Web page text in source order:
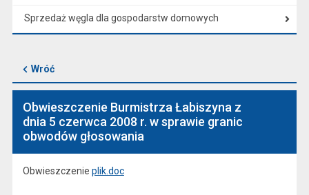
Sprzedaż węgla dla gospodarstw domowych
Wróć
Obwieszczenie Burmistrza Łabiszyna z
dnia 5 czerwca 2008 r. w sprawie granic
obwodów głosowania
Obwieszczenie plik.doc